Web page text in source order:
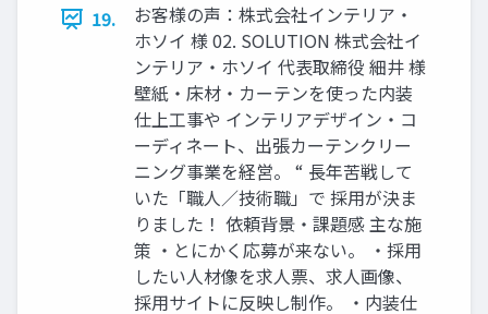
19.
お客様の声：株式会社インテリア・
ホソイ 様 02. SOLUTION 株式会社イ
ンテリア・ホソイ 代表取締役 細井 様
壁紙・床材・カーテンを使った内装
仕上工事や インテリアデザイン・コ
ーディネート、出張カーテンクリー
ニング事業を経営。 “ 長年苦戦して
いた「職人／技術職」で 採用が決ま
りました！ 依頼背景・課題感 主な施
策 ・とにかく応募が来ない。 ・採用
したい人材像を求人票、求人画像、
採用サイトに反映し制作。 ・内装仕